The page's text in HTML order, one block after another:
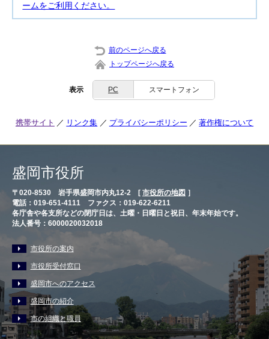
ームをご利用ください。
前のページへ戻る
トップページへ戻る
表示 PC スマートフォン
携帯サイト リンク集 プライバシーポリシー 著作権について
盛岡市役所
〒020-8530 岩手県盛岡市内丸12-2 [ 市役所の地図 ］
電話：019-651-4111 ファクス：019-622-6211
各庁舎や各支所などの閉庁日は、土曜・日曜日と祝日、年末年始です。
法人番号：6000020032018
市役所の案内
市役所受付窓口
盛岡市へのアクセス
盛岡市の紹介
市の組織と職員